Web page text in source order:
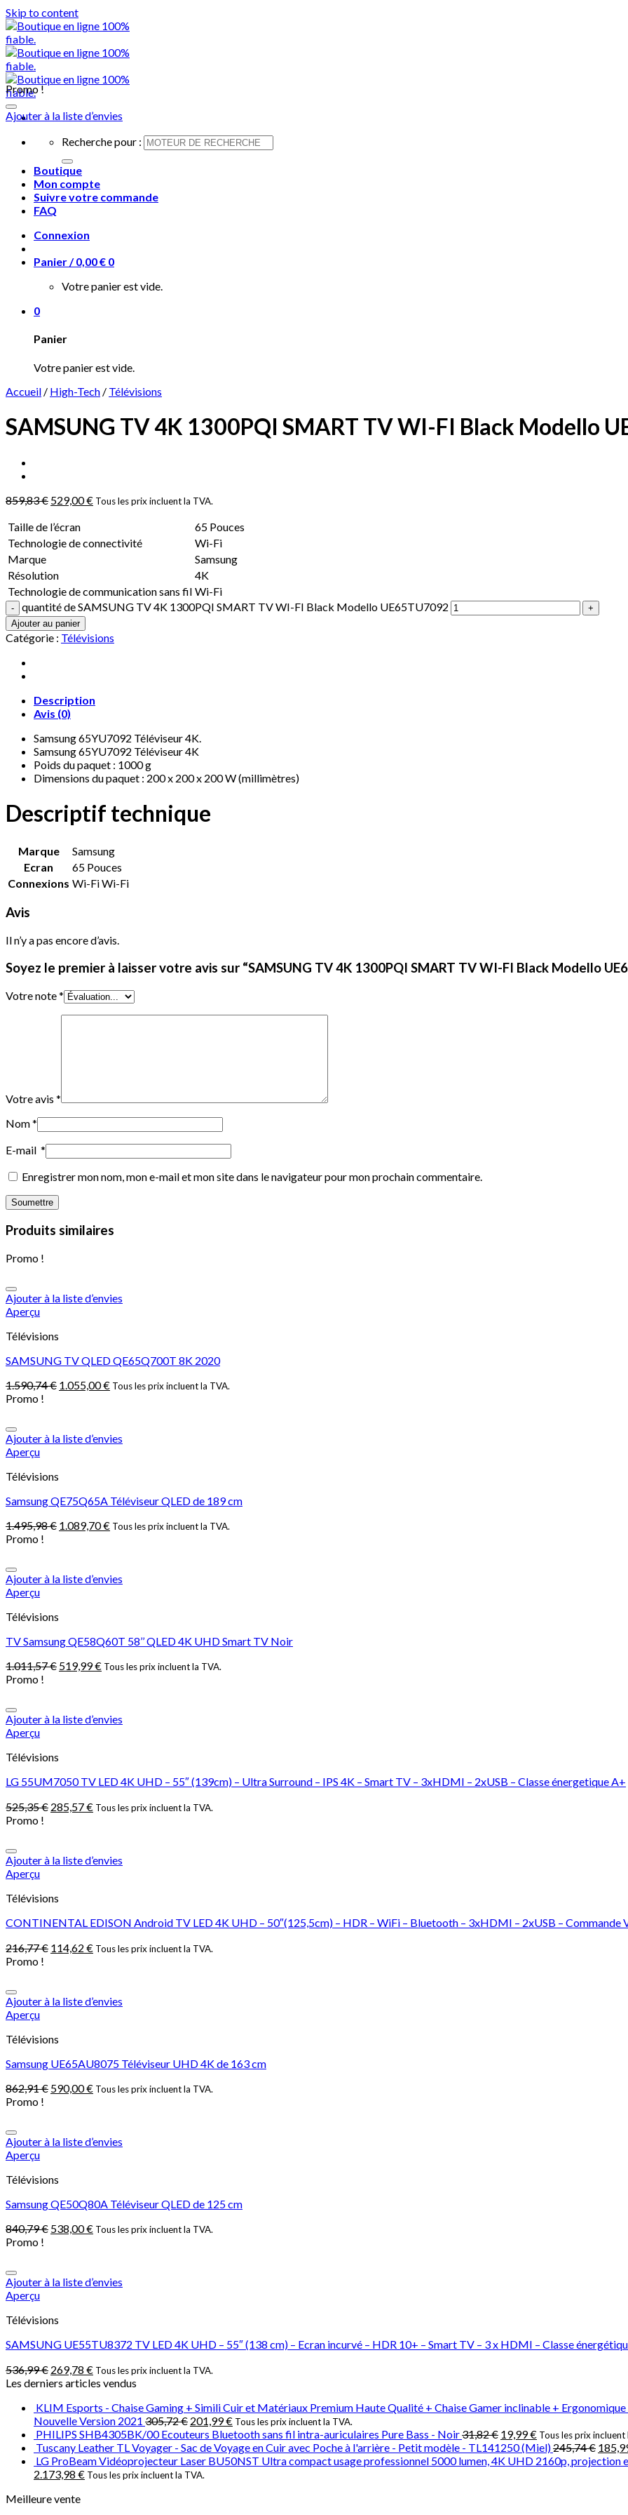
Skip to content
Recherche pour :
Boutique
Mon compte
Suivre votre commande
FAQ
Connexion
Panier /0,00€ 0
Votre panier est vide.
0
Panier
Votre panier est vide.
Promo !
Ajouter à la liste d’envies
Accueil / High-Tech / Télévisions
SAMSUNG TV 4K 1300PQI SMART TV WI-FI Black Modello
859,83€ 529,00€ Tous les prix incluent la TVA.
Taille de l’écran
65 Pouces
Technologie de connectivité
Wi-Fi
Marque
Samsung
Résolution
4K
Technologie de communication sans fil Wi-Fi
quantité de SAMSUNG TV 4K 1300PQI SMART TV WI-FI Black Modello UE65TU7092
Ajouter au panier
Catégorie : Télévisions
Description
Avis (0)
Samsung 65YU7092 Téléviseur 4K.
Samsung 65YU7092 Téléviseur 4K
Poids du paquet : 1000 g
Dimensions du paquet : 200 x 200 x 200 W (millimètres)
Descriptif technique
Marque
‎Samsung
Ecran
‎65 Pouces
Connexions ‎Wi-Fi Wi-Fi
Avis
Il n’y a pas encore d’avis.
Soyez le premier à laisser votre avis sur “SAMSUNG TV 4K 1300PQI SMART TV WI-FI Black Modello
Votre note*
Votre avis *
Nom*
E-mail *
Enregistrer mon nom, mon e-mail et mon site dans le navigateur pour mon prochain commentaire.
Produits similaires
Promo !
Ajouter à la liste d’envies
Aperçu
Télévisions
SAMSUNG TV QLED QE65Q700T 8K 2020
1.590,74€ 1.055,00€ Tous les prix incluent la TVA.
Promo !
Ajouter à la liste d’envies
Aperçu
Télévisions
Samsung QE75Q65A Téléviseur QLED de 189 cm
1.495,98€ 1.089,70€ Tous les prix incluent la TVA.
Promo !
Ajouter à la liste d’envies
Aperçu
Télévisions
TV Samsung QE58Q60T 58’’ QLED 4K UHD Smart TV Noir
1.011,57€ 519,99€ Tous les prix incluent la TVA.
Promo !
Ajouter à la liste d’envies
Aperçu
Télévisions
LG 55UM7050 TV LED 4K UHD – 55″ (139cm) – Ultra Surround – IPS 4K – Smart TV – 3xHDMI – 2xUSB – Classe énergetique A+
525,35€ 285,57€ Tous les prix incluent la TVA.
Promo !
Ajouter à la liste d’envies
Aperçu
Télévisions
CONTINENTAL EDISON Android TV LED 4K UHD – 50″(125,5cm) – HDR – WiFi – Bluetooth – 3xHDMI – 2xUSB – Commande
216,77€ 114,62 € Tous les prix incluent la TVA.
Promo !
Ajouter à la liste d’envies
Aperçu
Télévisions
Samsung UE65AU8075 Téléviseur UHD 4K de 163 cm
862,91€ 590,00€ Tous les prix incluent la TVA.
Promo !
Ajouter à la liste d’envies
Aperçu
Télévisions
Samsung QE50Q80A Téléviseur QLED de 125 cm
840,79€ 538,00€ Tous les prix incluent la TVA.
Promo !
Ajouter à la liste d’envies
Aperçu
Télévisions
SAMSUNG UE55TU8372 TV LED 4K UHD – 55″ (138 cm) – Ecran incurvé – HDR 10+ – Smart TV – 3 x HDMI – Classe
536,99€ 269,78 € Tous les prix incluent la TVA.
Les derniers articles vendus
KLIM Esports - Chaise Gaming + Simili Cuir et Matériaux Premium Haute Qualité + Chaise Gamer inclinable +
Nouvelle Version 2021 305,72€ 201,99€ Tous les prix incluent la TVA.
PHILIPS SHB4305BK/00 Ecouteurs Bluetooth sans fil intra-auriculaires Pure Bass - Noir31,82€ 19,99€ Tous les prix incluent
Tuscany Leather TL Voyager - Sac de Voyage en Cuir avec Poche à l'arrière - Petit modèle - TL141250 (Miel)245,74€
LG ProBeam Vidéoprojecteur Laser BU50NST Ultra compact usage professionnel 5000 lumen, 4K UHD 2160p, projection
2.173,98 € Tous les prix incluent la TVA.
Meilleure vente